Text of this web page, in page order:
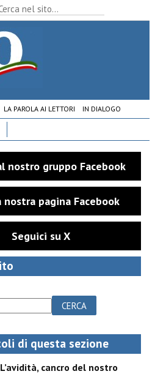
LA PAROLA AI LETTORI IN DIALOGO
nostro gruppo Facebook
nostra pagina Facebook
Seguici su X
CERCA
di questa sezione
L’avidità, cancro del nostro